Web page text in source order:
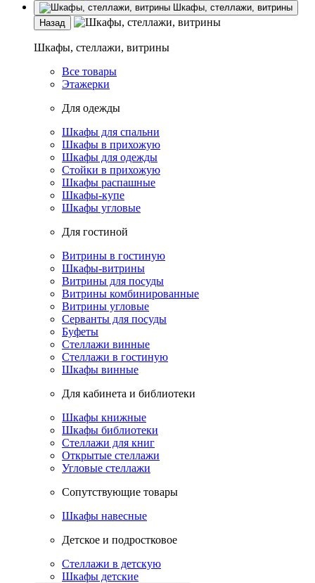
Шкафы, стеллажи, витрины
Назад
Шкафы, стеллажи, витрины
Все товары
Этажерки
Для одежды
Шкафы для спальни
Шкафы в прихожую
Шкафы для одежды
Стойки в прихожую
Шкафы распашные
Шкафы-купе
Шкафы угловые
Для гостиной
Витрины в гостиную
Шкафы-витрины
Витрины для посуды
Витрины комбинированные
Витрины угловые
Серванты для посуды
Буфеты
Стеллажи винные
Стеллажи в гостиную
Шкафы винные
Для кабинета и библиотеки
Шкафы книжные
Шкафы библиотеки
Стеллажи для книг
Открытые стеллажи
Угловые стеллажи
Сопутствующие товары
Шкафы навесные
Детское и подростковое
Стеллажи в детскую
Шкафы детские